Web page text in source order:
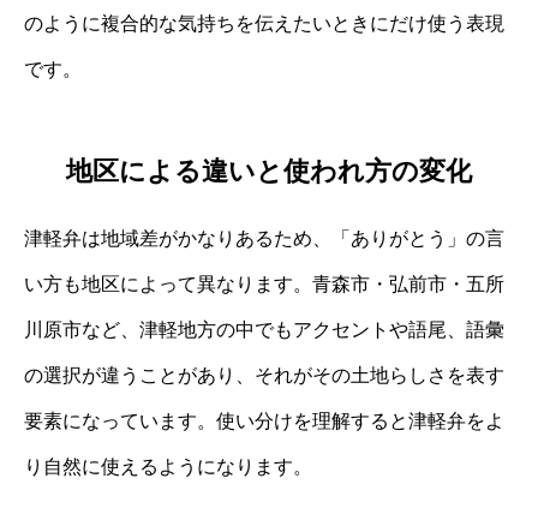
のように複合的な気持ちを伝えたいときにだけ使う表現
です。
地区による違いと使われ方の変化
津軽弁は地域差がかなりあるため、「ありがとう」の言
い方も地区によって異なります。青森市・弘前市・五所
川原市など、津軽地方の中でもアクセントや語尾、語彙
の選択が違うことがあり、それがその土地らしさを表す
要素になっています。使い分けを理解すると津軽弁をよ
り自然に使えるようになります。